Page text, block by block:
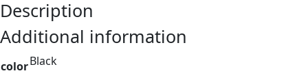
Description
Additional information
colorBlack